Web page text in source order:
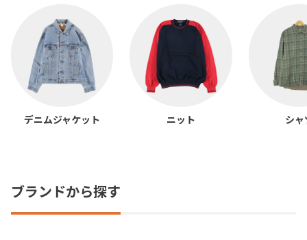
デニムジャケット ニット シャ
ブランドから探す